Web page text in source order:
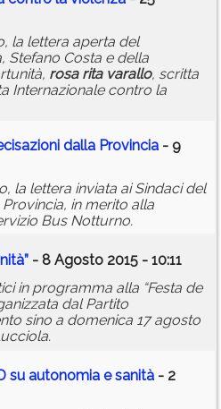
la lettera aperta del
Stefano Costa e della
rosa rita varallo, scritta
Internazionale contro la
dalla Provincia - 9
la lettera inviata ai Sindaci del
in merito alla
Bus Notturno.
- 8 Agosto 2015 - 10:11
in programma alla “Festa de
dal Partito
sino a domenica 17 agosto
su autonomia e sanità - 2